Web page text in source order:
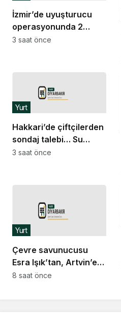
İzmir’de uyuşturucu
operasyonunda 2
şüpheli tutuklandı
3 saat önce
Hakkari’de çiftçilerden
sondaj talebi… Su
tarlaya ulaşmıyor,
Yurt
3 saat önce
Çevre savunucusu
Esra Işık’tan, Artvin’e
destek: “Şirketler
Yurt
8 saat önce